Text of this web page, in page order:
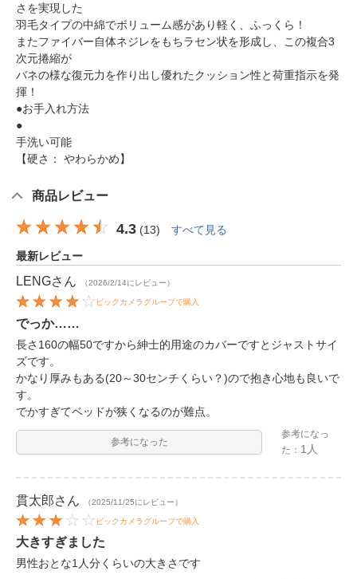
さを実現した
羽毛タイプの中綿でボリューム感があり軽く、ふっくら！
またファイバー自体ネジレをもちラセン状を形成し、この複合3
次元捲縮が
バネの様な復元力を作り出し優れたクッション性と荷重指示を発
揮！
●お手入れ方法
●
手洗い可能
【硬さ： やわらかめ】
商品レビュー
4.3 (13) すべて見る
最新レビュー
LENGさん （2026/2/14にレビュー）
ビックカメラグループで購入
でっか……
長さ160の幅50ですから紳士的用途のカバーですとジャストサイ
ズです。
かなり厚みもある(20～30センチくらい？)ので抱き心地も良いで
す。
でかすぎてベッドが狭くなるのが難点。
参考になった
参考になっ
た： 1人
貫太郎さん （2025/11/25にレビュー）
ビックカメラグループで購入
大きすぎました
男性おとな1人分くらいの大きさです